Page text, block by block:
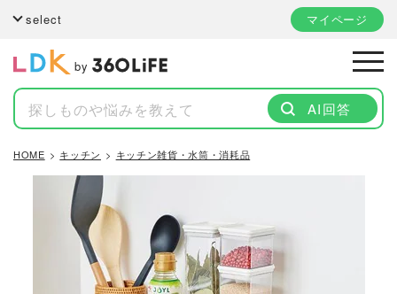
select マイページ
by
AI回答
HOME キッチン キッチン雑貨・水筒・消耗品